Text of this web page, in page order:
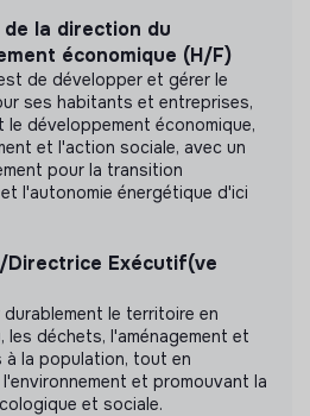
d'impact
souhaité nous
ou certifications qu'elle a
la direction du
économique (H/F)
de développer et gérer le
ses habitants et entreprises,
le développement économique,
et l'action sociale, avec un
pour la transition
l'autonomie énergétique d'ici
Exécutif(ve
le territoire en
les déchets, l'aménagement et
à la population, tout en
et promouvant la
et sociale.